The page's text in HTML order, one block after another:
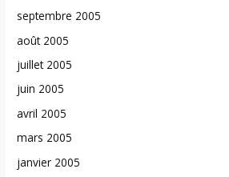
septembre 2005
août 2005
juillet 2005
juin 2005
avril 2005
mars 2005
janvier 2005